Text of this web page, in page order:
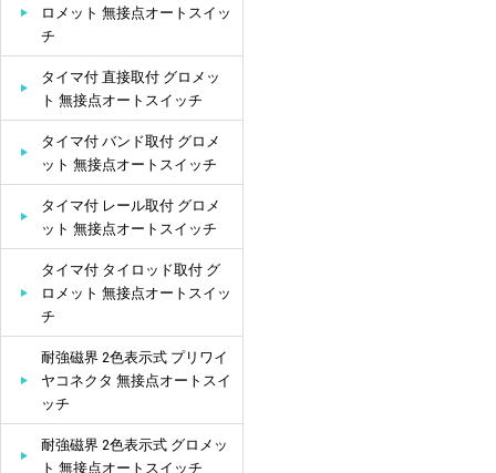
ロメット 無接点オートスイッ
チ
タイマ付 直接取付 グロメッ
ト 無接点オートスイッチ
タイマ付 バンド取付 グロメ
ット 無接点オートスイッチ
タイマ付 レール取付 グロメ
ット 無接点オートスイッチ
タイマ付 タイロッド取付 グ
ロメット 無接点オートスイッ
チ
耐強磁界 2色表示式 プリワイ
ヤコネクタ 無接点オートスイ
ッチ
耐強磁界 2色表示式 グロメッ
ト 無接点オートスイッチ